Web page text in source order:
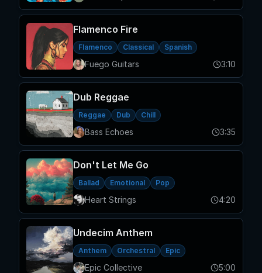
Flamenco Fire
Flamenco Classical Spanish
Fuego Guitars 3:10
Dub Reggae
Reggae Dub Chill
Bass Echoes 3:35
Don't Let Me Go
Ballad Emotional Pop
Heart Strings 4:20
Undecim Anthem
Anthem Orchestral Epic
Epic Collective 5:00